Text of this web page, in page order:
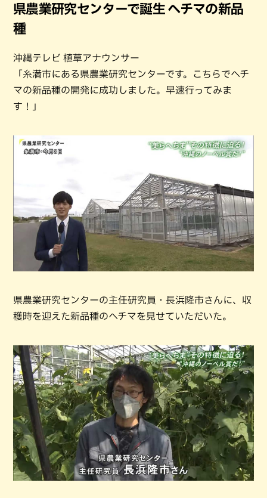
県農業研究センターで誕生 ヘチマの新品
種
沖縄テレビ 植草アナウンサー
「糸満市にある県農業研究センターです。こちらでヘチ
マの新品種の開発に成功しました。早速行ってみま
す！」
県農業研究センターの主任研究員・長浜隆市さんに、収
穫時を迎えた新品種のヘチマを見せていただいた。